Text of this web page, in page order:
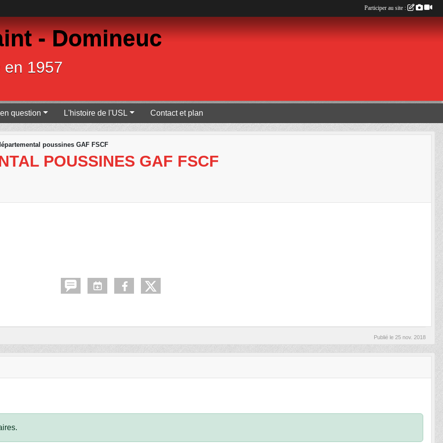
- Domineuc
en 1957
question L'histoire de l'USL Contact et plan
poussines GAF FSCF
POUSSINES GAF FSCF
Publié le 25 nov. 2018
Participer au site :